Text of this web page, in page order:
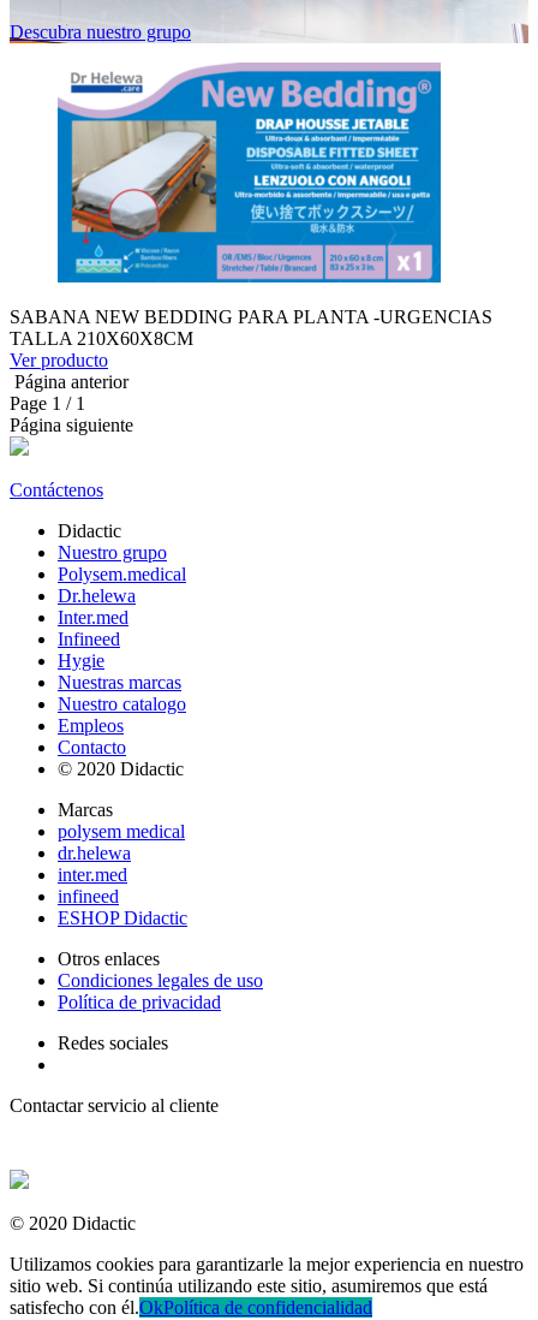
Descubra nuestro grupo
SABANA NEW BEDDING PARA PLANTA -URGENCIAS
TALLA 210X60X8CM
Ver producto
Página anterior
Page 1 / 1
Página siguiente
Contáctenos
Didactic
Nuestro grupo
Polysem.medical
Dr.helewa
Inter.med
Infineed
Hygie
Nuestras marcas
Nuestro catalogo
Empleos
Contacto
© 2020 Didactic
Marcas
polysem medical
dr.helewa
inter.med
infineed
ESHOP Didactic
Otros enlaces
Condiciones legales de uso
Política de privacidad
Redes sociales
Contactar servicio al cliente
© 2020 Didactic
Utilizamos cookies para garantizarle la mejor experiencia en nuestro
sitio web. Si continúa utilizando este sitio, asumiremos que está
satisfecho con él.OkPolítica de confidencialidad